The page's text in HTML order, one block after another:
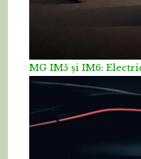
MG IM5 și IM6: